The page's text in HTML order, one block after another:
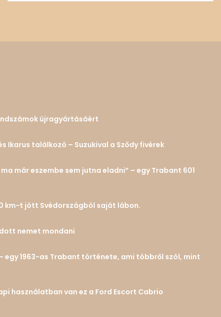
újragyártásáért
Ikarus találkozó – Suzukival a Sződy fivérek
már eszembe sem jutna eladni” – egy Trabant 601
km-t jött Svédországból saját lábon.
nemet mondani
egy 1963-as Trabant története, ami többről szól, mint
használatban van ez a Ford Escort Cabrio